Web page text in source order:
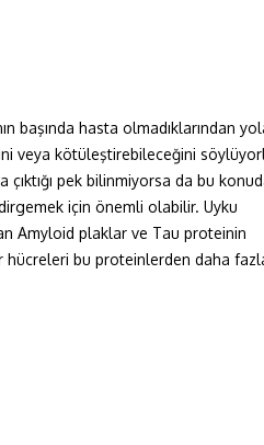
başında hasta olmadıklarından
veya kötüleştirebileceğini
çıktığı pek bilinmiyorsa da bu
için önemli olabilir. Uyku
Amyloid plaklar ve Tau proteinin
hücreleri bu proteinlerden daha